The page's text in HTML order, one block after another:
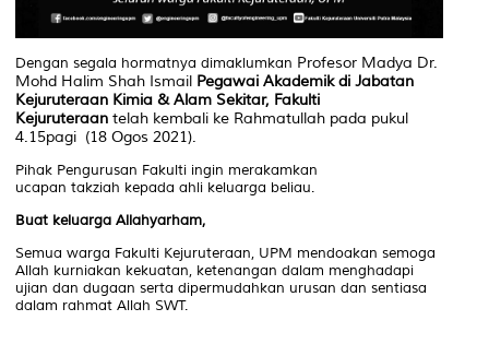
Dengan segala hormatnya dimaklumkan Profesor Madya Dr.
Mohd Halim Shah Ismail Pegawai Akademik di Jabatan
Kejuruteraan Kimia & Alam Sekitar, Fakulti
Kejuruteraan telah kembali ke Rahmatullah pada pukul
4.15pagi (18 Ogos 2021).
Pihak Pengurusan Fakulti ingin merakamkan
ucapan takziah kepada ahli keluarga beliau.
Buat keluarga Allahyarham,
Semua warga Fakulti Kejuruteraan, UPM mendoakan semoga
Allah kurniakan kekuatan, ketenangan dalam menghadapi
ujian dan dugaan serta dipermudahkan urusan dan sentiasa
dalam rahmat Allah SWT.